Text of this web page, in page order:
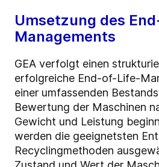
Umsetzung des
Managements
GEA verfolgt einen
erfolgreiche End-of-Life-
einer umfassenden
Bewertung der Maschinen
Gewicht und Leistung
werden die geeignetsten
Recyclingmethoden